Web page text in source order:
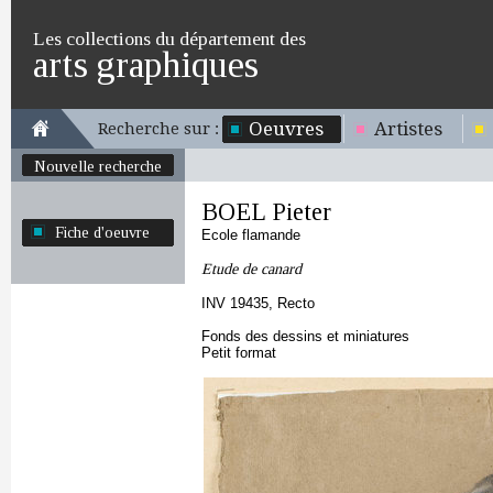
Les collections du département des
arts graphiques
Recherche sur : Oeuvres Artistes
Nouvelle recherche
Fiche d'oeuvre
BOEL Pieter
Ecole flamande
Etude de canard
INV 19435, Recto
Fonds des dessins et miniatures
Petit format